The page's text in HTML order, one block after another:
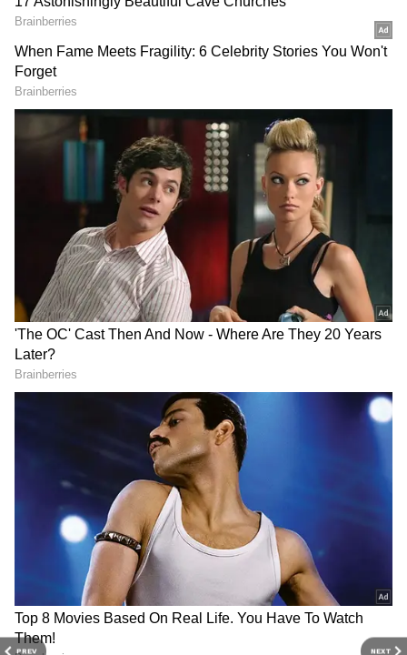
PREV NEXT
5
Mana Chef/YT
ஆட்டின் வயது மற்றும் இறைச்சியின்
வகைகள்
ஆட்டுக்குட்டி
பொதுவாக ஒரு வயதுக்குட்பட்ட இளம்
ஆடுகளில் இருந்து கிடைக்கும் இறைச்சி
தான் ஆட்டுக்கறி. வளர்ந்த ஆட்டைக்